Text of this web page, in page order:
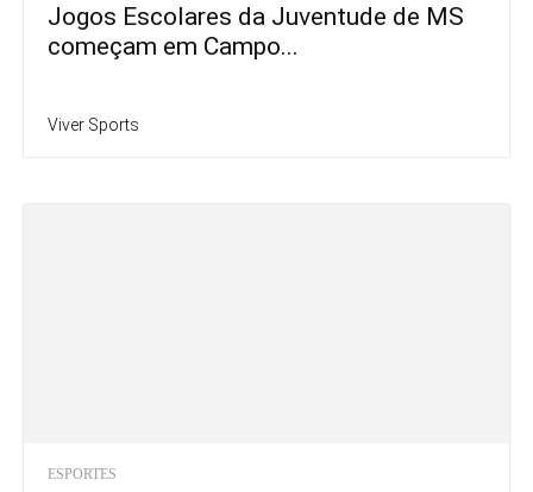
Jogos Escolares da Juventude de MS
começam em Campo...
Viver Sports
ESPORTES